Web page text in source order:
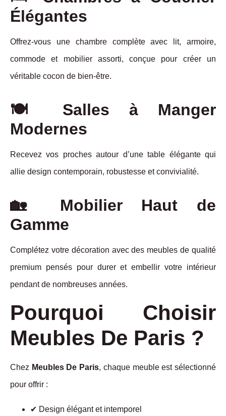
Élégantes
Offrez-vous une chambre complète avec lit, armoire,
commode et mobilier assorti, conçue pour créer un
véritable cocon de bien-être.
🍽️ Salles à Manger
Modernes
Recevez vos proches autour d’une table élégante qui
allie design contemporain, robustesse et convivialité.
🏡 Mobilier Haut de
Gamme
Complétez votre décoration avec des meubles de qualité
premium pensés pour durer et embellir votre intérieur
pendant de nombreuses années.
Pourquoi Choisir
Meubles De Paris ?
Chez Meubles De Paris, chaque meuble est sélectionné
pour offrir :
✔ Design élégant et intemporel